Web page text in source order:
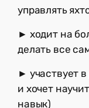
управлять
► ходит на
делать все
► участвует
и хочет
навык)